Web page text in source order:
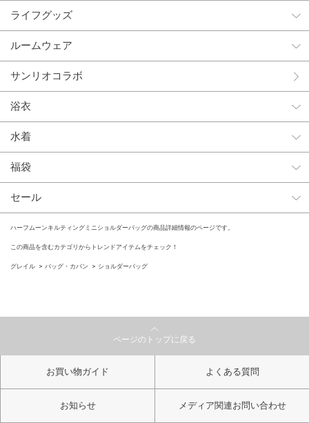
ライフグッズ
ルームウェア
サンリオコラボ
浴衣
水着
福袋
セール
ハーフムーンキルティングミニショルダーバッグの商品詳細情報のページです。
この商品を含むカテゴリからトレンドアイテムをチェック！
グレイル バッグ・カバン ショルダーバッグ
ページのトップに戻る
お買い物ガイド よくある質問
お知らせ メディア関連お問い合わせ